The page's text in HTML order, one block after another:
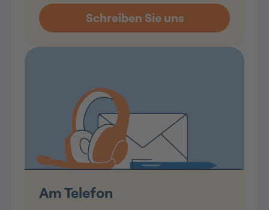
Am Telefon